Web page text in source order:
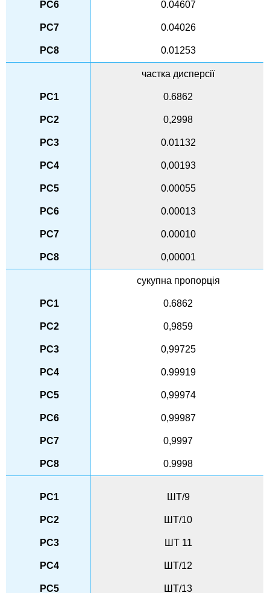
0.04607
0.04026
0.01253
частка дисперсії
0.6862
0,2998
0.01132
0,00193
0.00055
0.00013
0.00010
0,00001
сукупна пропорція
0.6862
0,9859
0,99725
0.99919
0,99974
0,99987
0,9997
0.9998
ШТ/9
ШТ/10
ШТ 11
ШТ/12
ШТ/13